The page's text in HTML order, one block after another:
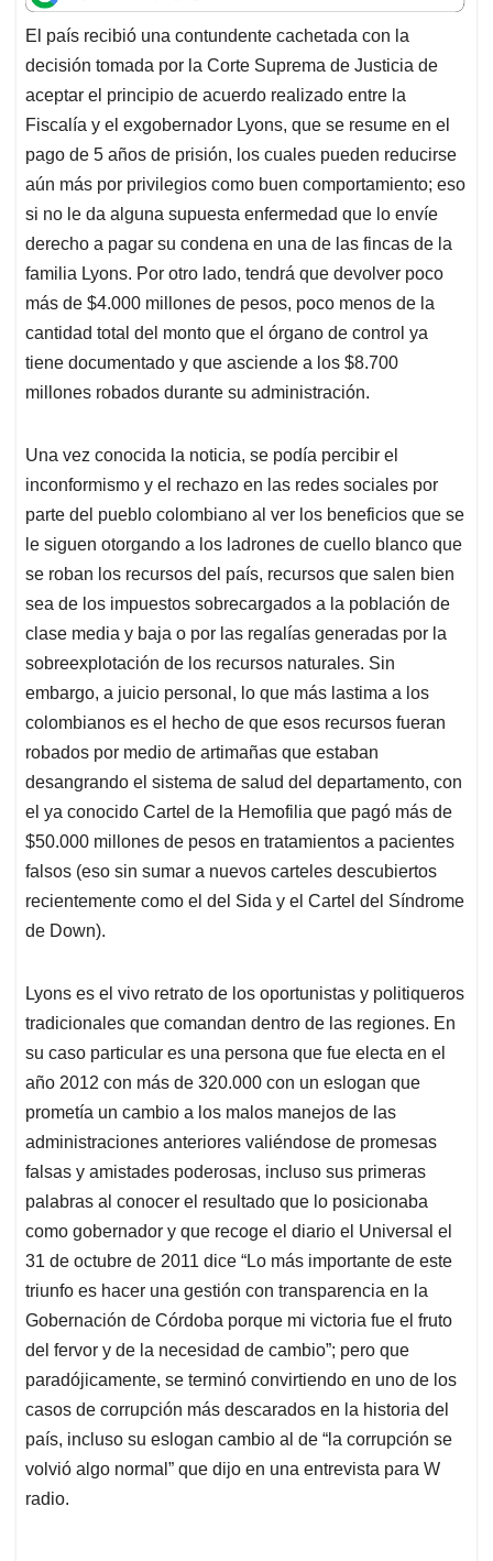
t
s
A
p
p
e
b
o
o
k
k
e
d
I
n
i
l
e
a
d
s
El país recibió una contundente cachetada con la
decisión tomada por la Corte Suprema de Justicia de
aceptar el principio de acuerdo realizado entre la
Fiscalía y el exgobernador Lyons, que se resume en el
pago de 5 años de prisión, los cuales pueden reducirse
aún más por privilegios como buen comportamiento; eso
si no le da alguna supuesta enfermedad que lo envíe
derecho a pagar su condena en una de las fincas de la
familia Lyons. Por otro lado, tendrá que devolver poco
más de $4.000 millones de pesos, poco menos de la
cantidad total del monto que el órgano de control ya
tiene documentado y que asciende a los $8.700
millones robados durante su administración.
Una vez conocida la noticia, se podía percibir el
inconformismo y el rechazo en las redes sociales por
parte del pueblo colombiano al ver los beneficios que se
le siguen otorgando a los ladrones de cuello blanco que
se roban los recursos del país, recursos que salen bien
sea de los impuestos sobrecargados a la población de
clase media y baja o por las regalías generadas por la
sobreexplotación de los recursos naturales. Sin
embargo, a juicio personal, lo que más lastima a los
colombianos es el hecho de que esos recursos fueran
robados por medio de artimañas que estaban
desangrando el sistema de salud del departamento, con
el ya conocido Cartel de la Hemofilia que pagó más de
$50.000 millones de pesos en tratamientos a pacientes
falsos (eso sin sumar a nuevos carteles descubiertos
recientemente como el del Sida y el Cartel del Síndrome
de Down).
Lyons es el vivo retrato de los oportunistas y politiqueros
tradicionales que comandan dentro de las regiones. En
su caso particular es una persona que fue electa en el
año 2012 con más de 320.000 con un eslogan que
prometía un cambio a los malos manejos de las
administraciones anteriores valiéndose de promesas
falsas y amistades poderosas, incluso sus primeras
palabras al conocer el resultado que lo posicionaba
como gobernador y que recoge el diario el Universal el
31 de octubre de 2011 dice “Lo más importante de este
triunfo es hacer una gestión con transparencia en la
Gobernación de Córdoba porque mi victoria fue el fruto
del fervor y de la necesidad de cambio”; pero que
paradójicamente, se terminó convirtiendo en uno de los
casos de corrupción más descarados en la historia del
país, incluso su eslogan cambio al de “la corrupción se
volvió algo normal” que dijo en una entrevista para W
radio.